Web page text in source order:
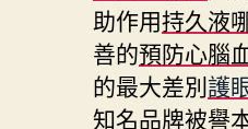
助作用持久液
善的預防心腦
的最大差別護
知名品牌被譽